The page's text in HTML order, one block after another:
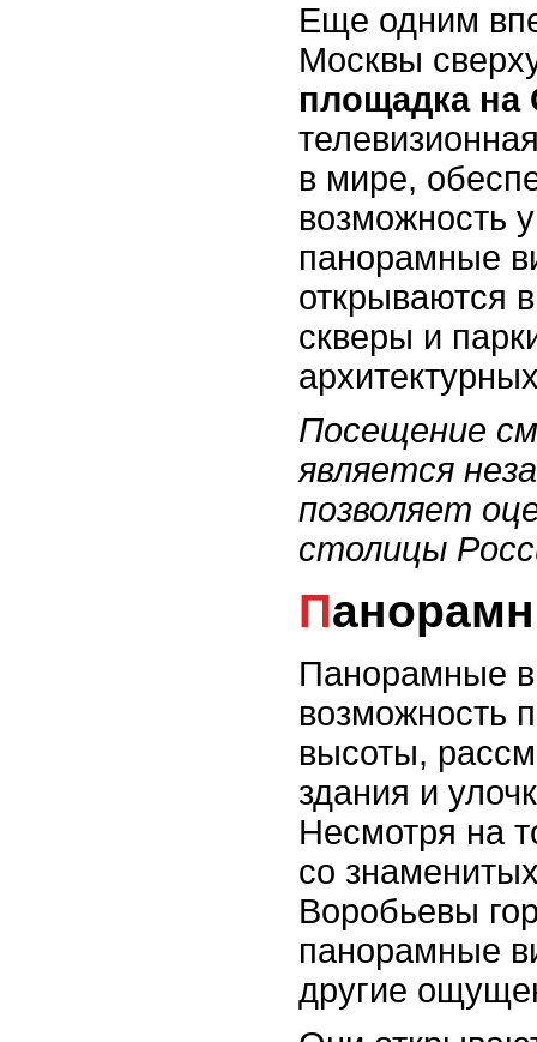
Еще одним
Москвы
площадка на
в мире,
возможность
панорамные
открываются
скверы и
Посещение
является
позволяет
столицы
Панорамные
возможность
высоты,
здания и
Несмотря на
со
Воробьевы
панорамные
другие